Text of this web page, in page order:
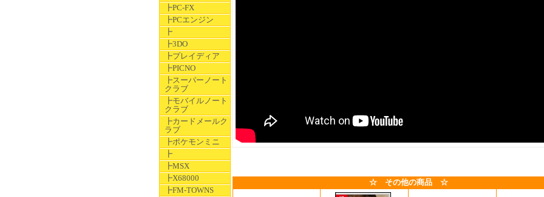
┣PC-FX
┣PCエンジン
┣
┣3DO
┣プレイディア
┣PICNO
┣スーパーノート
クラブ
┣モバイルノート
クラブ
┣カードメールク
ラブ
┣ポケモンミニ
┣
┣MSX
┣X68000
┣FM-TOWNS
☆ その他の商品 ☆